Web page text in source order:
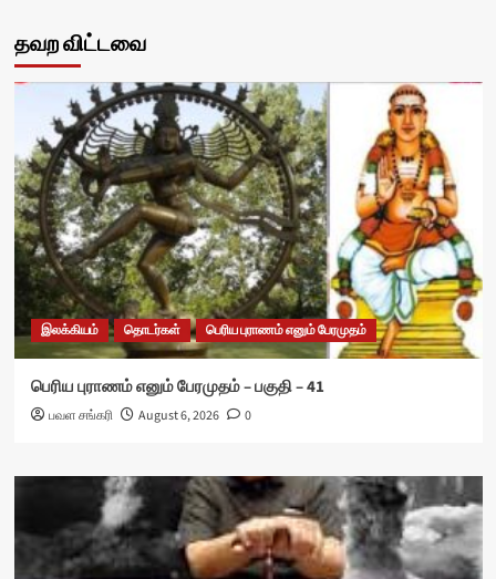
தவற விட்டவை
இலக்கியம் தொடர்கள் பெரிய புராணம் எனும் பேரமுதம்
பெரிய புராணம் எனும் பேரமுதம் – பகுதி – 41
பவள சங்கரி August 6, 2026 0